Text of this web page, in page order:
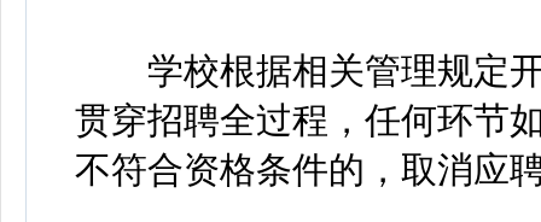
学校根据相关管理规定开
贯穿招聘全过程，任何环节
不符合资格条件的，取消应